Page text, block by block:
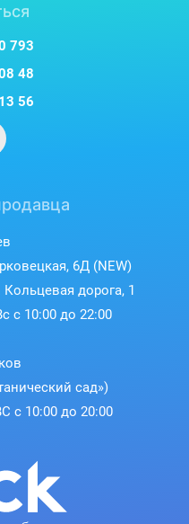
793
48
56
6Д (NEW)
дорога, 1
с 10:00 до 22:00
сад»)
с 10:00 до 20:00